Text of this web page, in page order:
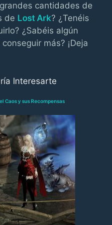
cantidades de
de Lost Ark? ¿Tenéis
¿Sabéis algún
más? ¡Deja
Interesarte
Caos y sus Recompensas